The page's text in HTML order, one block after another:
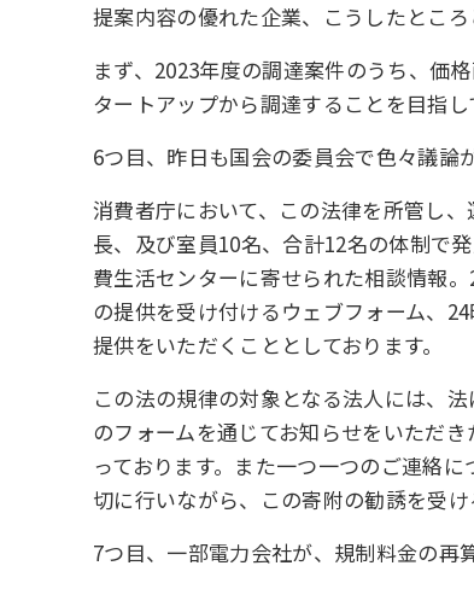
提案内容の優れた企業、こうしたとこ
まず、2023年度の調達案件のうち、価
タートアップから調達することを目指し
6つ目、昨日も国会の委員会で色々議論
消費者庁において、この法律を所管し
長、及び室員10名、合計12名の体制で
費生活センターに寄せられた相談情報
の提供を受け付けるウェブフォーム、
提供をいただくこととしております。
この法の規律の対象となる法人には、
のフォームを通じてお知らせをいただ
っております。また一つ一つのご連絡
切に行いながら、この寄附の勧誘を受
7つ目、一部電力会社が、規制料金の再